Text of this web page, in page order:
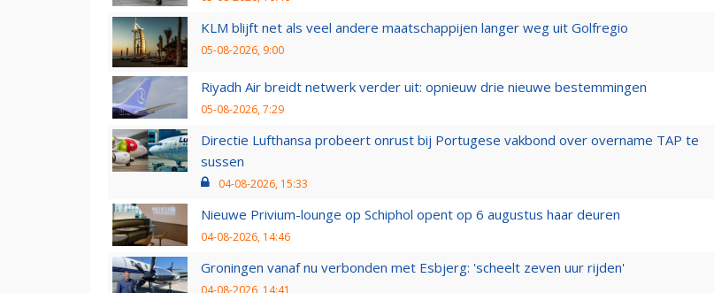
KLM blijft net als veel andere maatschappijen langer weg uit Golfregio
05-08-2026, 9:00
Riyadh Air breidt netwerk verder uit: opnieuw drie nieuwe bestemmingen
05-08-2026, 7:29
Directie Lufthansa probeert onrust bij Portugese vakbond over overname TAP te
sussen
04-08-2026, 15:33
Nieuwe Privium-lounge op Schiphol opent op 6 augustus haar deuren
04-08-2026, 14:46
Groningen vanaf nu verbonden met Esbjerg: 'scheelt zeven uur rijden'
04-08-2026, 14:41